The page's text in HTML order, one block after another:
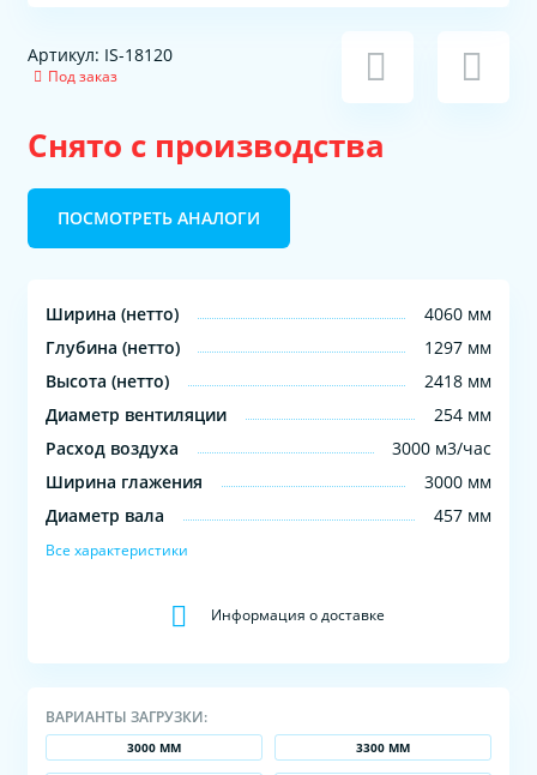
Артикул: IS-18120
Под заказ
Снято с производства
ПОСМОТРЕТЬ АНАЛОГИ
Ширина (нетто)
4060 мм
Глубина (нетто)
1297 мм
Высота (нетто)
2418 мм
Диаметр вентиляции
254 мм
Расход воздуха
3000 м3/час
Ширина глажения
3000 мм
Диаметр вала
457 мм
Все характеристики
Информация о доставке
ВАРИАНТЫ ЗАГРУЗКИ:
3000 ММ 3300 ММ